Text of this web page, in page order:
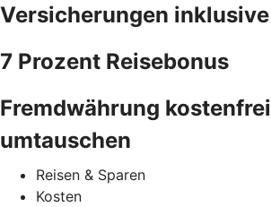
Versicherungen inklusive
7 Prozent Reisebonus
Fremdwährung kostenfrei
umtauschen
Reisen & Sparen
Kosten